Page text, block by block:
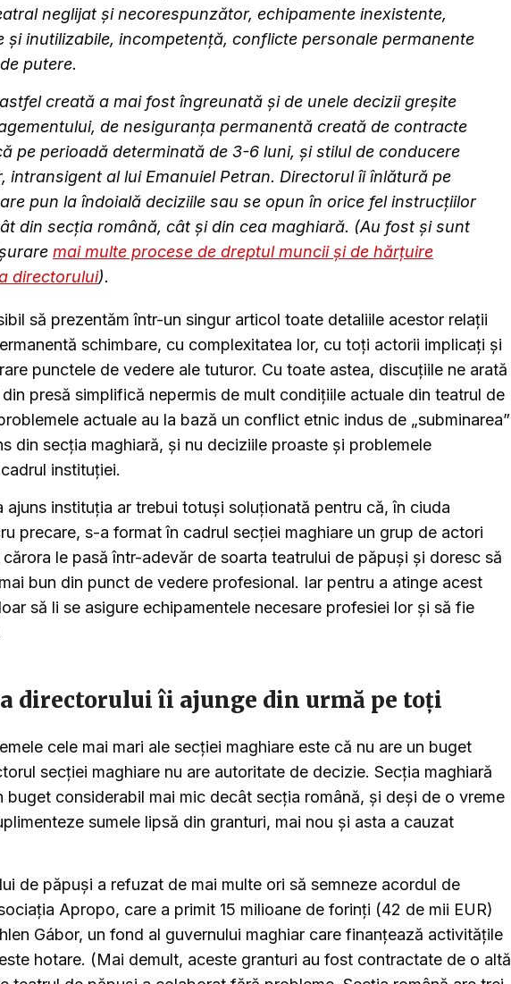
neglijat și necorespunzător, echipamente inexistente,
și inutilizabile, incompetență, conflicte personale permanente
putere.
creată a mai fost îngreunată și de unele decizii greșite
de nesiguranța permanentă creată de contracte
pe perioadă determinată de 3-6 luni, și stilul de conducere
intransigent al lui Emanuiel Petran. Directorul îi înlătură pe
pun la îndoială deciziile sau se opun în orice fel instrucțiilor
din secția română, cât și din cea maghiară. (Au fost și sunt
mai multe procese de dreptul muncii și de hărțuire
directorului).
să prezentăm într-un singur articol toate detaliile acestor relații
schimbare, cu complexitatea lor, cu toți actorii implicați și
punctele de vedere ale tuturor. Cu toate astea, discuțiile ne arată
presă simplifică nepermis de mult condițiile actuale din teatrul de
actuale au la bază un conflict etnic indus de „subminarea”
din secția maghiară, și nu deciziile proaste și problemele
instituției.
ajuns instituția ar trebui totuși soluționată pentru că, în ciuda
precare, s-a format în cadrul secției maghiare un grup de actori
le pasă într-adevăr de soarta teatrului de păpuși și doresc să
bun din punct de vedere profesional. Iar pentru a atinge acest
să li se asigure echipamentele necesare profesiei lor și să fie
directorului îi ajunge din urmă pe toți
cele mai mari ale secției maghiare este că nu are un buget
secției maghiare nu are autoritate de decizie. Secția maghiară
buget considerabil mai mic decât secția română, și deși de o vreme
sumele lipsă din granturi, mai nou și asta a cauzat
de păpuși a refuzat de mai multe ori să semneze acordul de
Apropo, care a primit 15 milioane de forinți (42 de mii EUR)
Gábor, un fond al guvernului maghiar care finanțează activitățile
hotare. (Mai demult, aceste granturi au fost contractate de o altă